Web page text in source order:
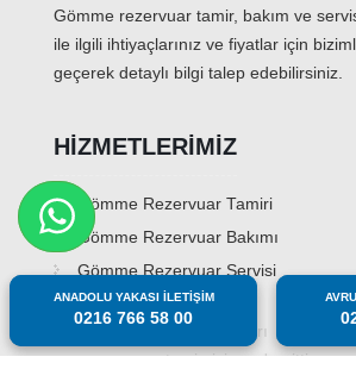
Gömme rezervuar tamir, bakım ve
ile ilgili ihtiyaçlarınız ve fiyatlar için
geçerek detaylı bilgi talep edebilirsiniz.
HIZMETLERIMIZ
Gömme Rezervuar Tamiri
Gömme Rezervuar Bakımı
Gömme Rezervuar Servisi
© Copyright 2023. Tüm hakları
gommerezervuartamircisi.com'a aittir.
ANADOLU YAKASI İLETİŞİM
0216 766 58 00
ANADOLU YAKASI İLETİŞİM
0216 766 58 00